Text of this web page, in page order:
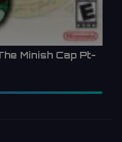
Minish Cap Pt-